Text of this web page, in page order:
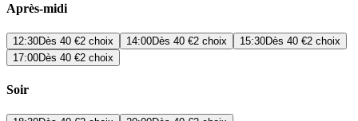
Après-midi
12:30Dès 40 €2 choix 14:00Dès 40 €2 choix 15:30Dès 40 €2 choix
17:00Dès 40 €2 choix
Soir